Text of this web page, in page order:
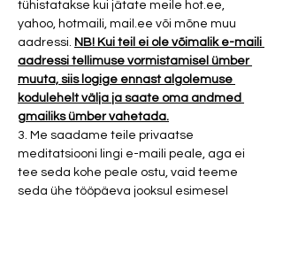
tühistatakse kui jätate meile hot.ee,
yahoo, hotmaili, mail.ee või mõne muu
aadressi. NB! Kui teil ei ole võimalik e-maili
aadressi tellimuse vormistamisel ümber
muuta, siis logige ennast algolemuse
kodulehelt välja ja saate oma andmed
gmailiks ümber vahetada.
3. Me saadame teile privaatse
meditatsiooni lingi e-maili peale, aga ei
tee seda kohe peale ostu, vaid teeme
seda ühe tööpäeva jooksul esimesel